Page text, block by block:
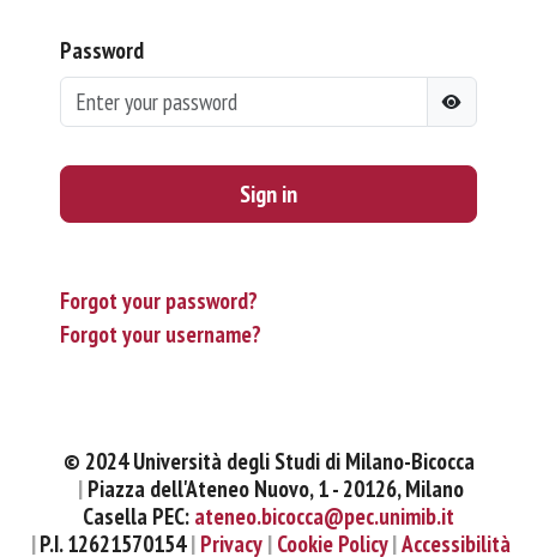
Password
Sign in
Forgot your password?
Forgot your username?
© 2024 Università degli Studi di Milano-Bicocca
Piazza dell'Ateneo Nuovo, 1 - 20126, Milano
Casella PEC: ateneo.bicocca@pec.unimib.it
P.I. 12621570154 Privacy Cookie Policy Accessibilità